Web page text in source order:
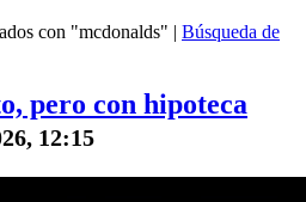
con "mcdonalds" | Búsqueda de
pero con hipoteca
12:15